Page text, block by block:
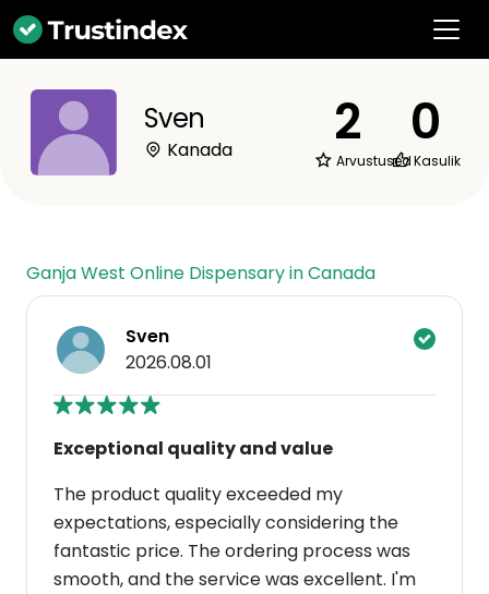
Sven
Kanada 2
Arvustused
0
Kasulik
Ganja West Online Dispensary in Canada
Sven
2026.08.01
Exceptional quality and value
The product quality exceeded my
expectations, especially considering the
fantastic price. The ordering process was
smooth, and the service was excellent. I'm